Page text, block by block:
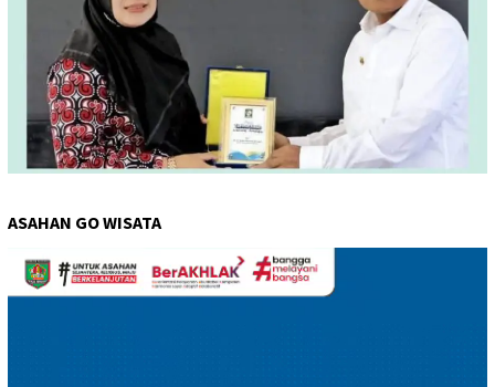
ASAHAN GO WISATA
Pemutar
Video